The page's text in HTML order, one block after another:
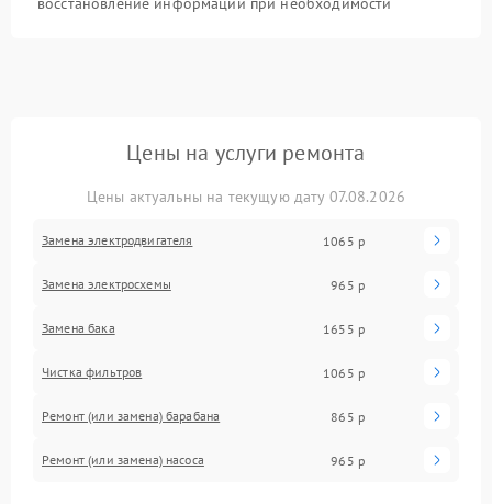
Цены на услуги ремонта
Цены актуальны на текущую дату 07.08.2026
Замена электродвигателя 1065 р
Замена электросхемы 965 р
Замена бака 1655 р
Чистка фильтров 1065 р
Ремонт (или замена) барабана 865 р
Ремонт (или замена) насоса 965 р